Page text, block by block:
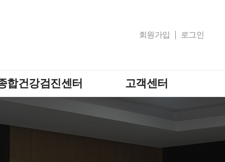
회원가입 로그인
합건강검진센터 고객센터